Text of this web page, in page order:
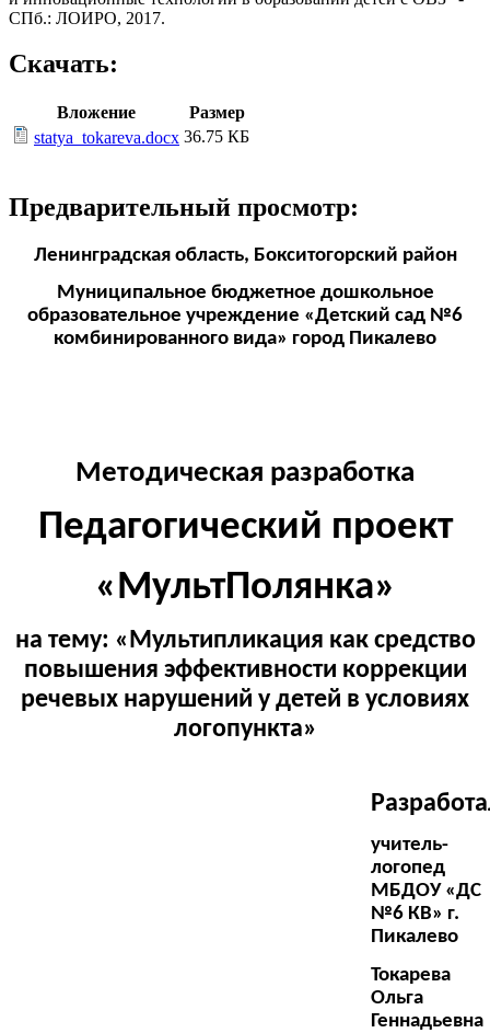
СПб.: ЛОИРО, 2017.
Скачать:
Вложение
Размер
statya_tokareva.docx 36.75 КБ
Предварительный просмотр:
Ленинградская область, Бокситогорский район
Муниципальное бюджетное дошкольное
образовательное учреждение «Детский сад №6
комбинированного вида» город Пикалево
Методическая разработка
Педагогический проект
«МультПолянка»
на тему: «Мультипликация как средство
повышения эффективности коррекции
речевых нарушений у детей в условиях
логопункта»
учитель-
логопед
МБДОУ «ДС
№6 КВ» г.
Пикалево
Токарева
Ольга
Геннадьевна